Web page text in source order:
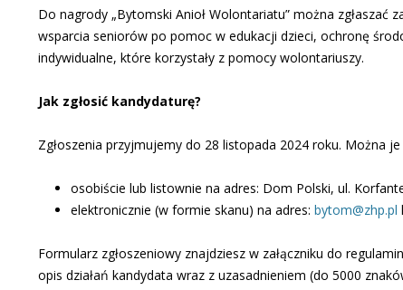
Do nagrody „Bytomski Anioł Wolontariatu” można
wsparcia seniorów po pomoc w edukacji dzieci, ochronę
indywidualne, które korzystały z pomocy wolontariuszy.
Jak zgłosić kandydaturę?
Zgłoszenia przyjmujemy do 28 listopada 2024 roku. Można je
osobiście lub listownie na adres: Dom Polski, ul.
elektronicznie (w formie skanu) na adres: bytom@zhp.pl
Formularz zgłoszeniowy znajdziesz w załączniku do
opis działań kandydata wraz z uzasadnieniem (do 5000